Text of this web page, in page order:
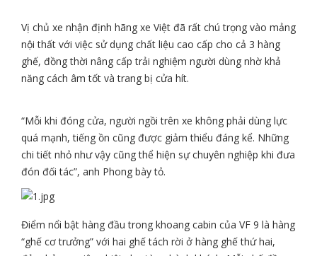
Vị chủ xe nhận định hãng xe Việt đã rất chú trọng vào mảng
nội thất với việc sử dụng chất liệu cao cấp cho cả 3 hàng
ghế, đồng thời nâng cấp trải nghiệm người dùng nhờ khả
năng cách âm tốt và trang bị cửa hít.
“Mỗi khi đóng cửa, người ngồi trên xe không phải dùng lực
quá mạnh, tiếng ồn cũng được giảm thiểu đáng kể. Những
chi tiết nhỏ như vậy cũng thể hiện sự chuyên nghiệp khi đưa
đón đối tác”, anh Phong bày tỏ.
Điểm nổi bật hàng đầu trong khoang cabin của VF 9 là hàng
“ghế cơ trưởng” với hai ghế tách rời ở hàng ghế thứ hai,